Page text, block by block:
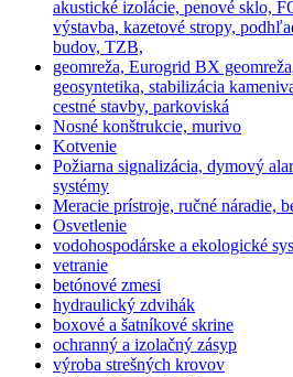
akustické izolácie, penové sklo,
výstavba, kazetové stropy,
budov, TZB,
geomreža, Eurogrid BX
geosyntetika, stabilizácia
cestné stavby, parkoviská
Nosné konštrukcie, murivo
Kotvenie
Požiarna signalizácia, dymový
systémy
Meracie prístroje, ručné náradie,
Osvetlenie
vodohospodárske a ekologické
vetranie
betónové zmesi
hydraulický zdvihák
boxové a šatníkové skrine
ochranný a izolačný zásyp
výroba strešných krovov